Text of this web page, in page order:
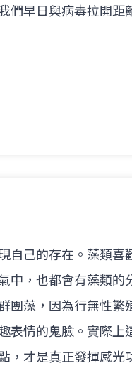
們早日與病毒拉開距
自己的存在。藻類喜
中，也都會有藻類的
團藻，因為行無性繁
表情的鬼臉。實際上
，才是真正發揮感光